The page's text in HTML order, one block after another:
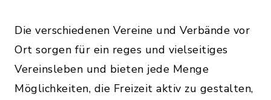
Die verschiedenen Vereine und Verbände vor
Ort sorgen für ein reges und vielseitiges
Vereinsleben und bieten jede Menge
Möglichkeiten, die Freizeit aktiv zu gestalten,